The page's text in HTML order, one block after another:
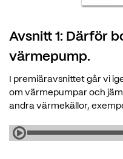
Avsnitt 1: Därför
värmepump.
I premiäravsnittet går vi
om värmepumpar och
andra värmekällor,